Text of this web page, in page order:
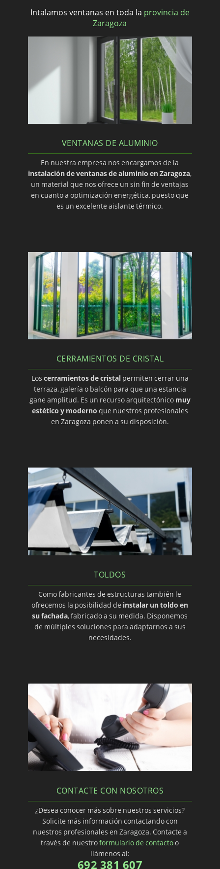
Intalamos ventanas en toda la provincia de
Zaragoza
VENTANAS DE ALUMINIO
En nuestra empresa nos encargamos de la
instalación de ventanas de aluminio en Zaragoza,
un material que nos ofrece un sin fin de ventajas
en cuanto a optimización energética, puesto que
es un excelente aislante térmico.
CERRAMIENTOS DE CRISTAL
Los cerramientos de cristalpermiten cerrar una
terraza, galería o balcón para que una estancia
gane amplitud. Es un recurso arquitectónico muy
estético y moderno que nuestros profesionales
en Zaragoza ponen a su disposición.
TOLDOS
Como fabricantes de estructuras también le
ofrecemos la posibilidad de instalar un toldo en
su fachada, fabricado a su medida. Disponemos
de múltiples soluciones para adaptarnos a sus
necesidades.
CONTACTE CON NOSOTROS
¿Desea conocer más sobre nuestros servicios?
Solicite más información contactando con
nuestros profesionales en Zaragoza. Contacte a
través de nuestroformulario de contactoo
llámenos al:
692 381 607